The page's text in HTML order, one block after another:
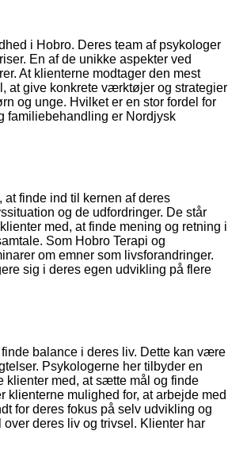
i Hobro. Deres team af psykologer
En af de unikke aspekter ved
At klienterne modtager den mest
at give konkrete værktøjer og strategier
og unge. Hvilket er en stor fordel for
familiebehandling er Nordjysk
finde ind til kernen af deres
og de udfordringer. De står
med, at finde mening og retning i
Som Hobro Terapi og
om emner som livsforandringer.
sig i deres egen udvikling på flere
balance i deres liv. Dette kan være
Psykologerne her tilbyder en
med, at sætte mål og finde
klienterne mulighed for, at arbejde med
for deres fokus på selv udvikling og
deres liv og trivsel. Klienter har